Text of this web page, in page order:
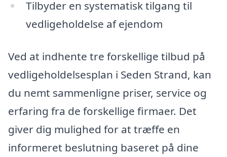
Tilbyder en systematisk tilgang til
vedligeholdelse af ejendom
Ved at indhente tre forskellige tilbud på
vedligeholdelsesplan i Seden Strand, kan
du nemt sammenligne priser, service og
erfaring fra de forskellige firmaer. Det
giver dig mulighed for at træffe en
informeret beslutning baseret på dine